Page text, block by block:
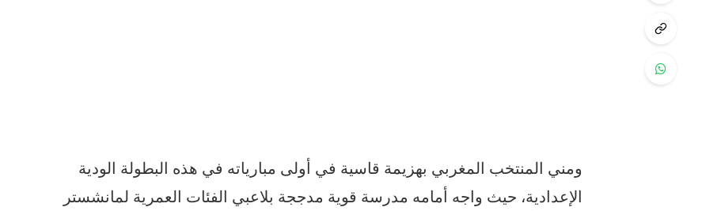
ومني المنتخب المغربي بهزيمة قاسية في أولى مبارياته في هذه البطولة الودية
الإعدادية، حيث واجه أمامه مدرسة قوية مدججة بلاعبي الفئات العمرية لمانشستر